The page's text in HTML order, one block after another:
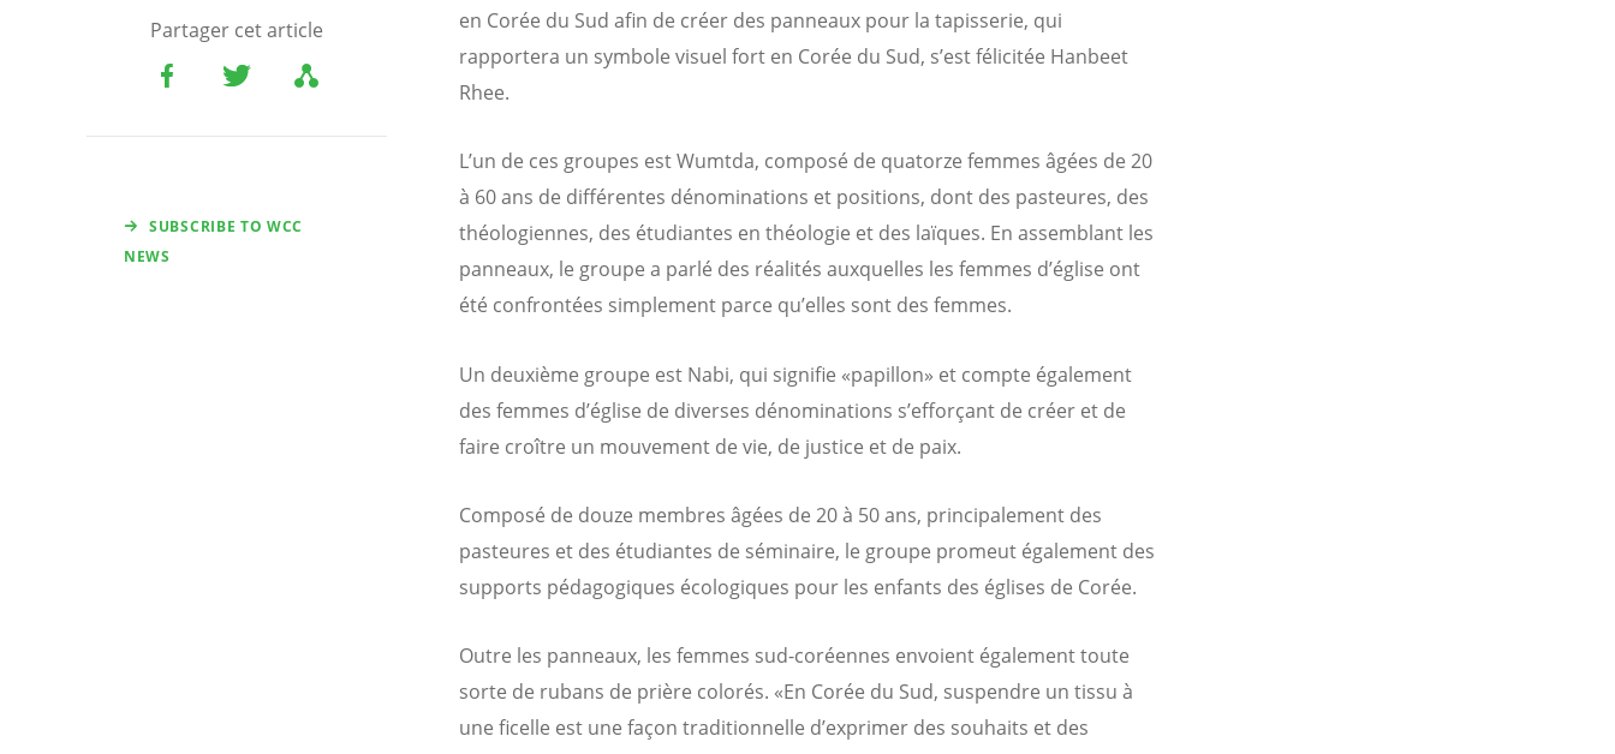
Partager cet article
SUBSCRIBE TO WCC
NEWS
en Corée du Sud afin de créer des panneaux pour la tapisserie, qui
rapportera un symbole visuel fort en Corée du Sud, s’est félicitée Hanbeet
Rhee.
L’un de ces groupes est Wumtda, composé de quatorze femmes âgées de 20
à 60 ans de différentes dénominations et positions, dont des pasteures, des
théologiennes, des étudiantes en théologie et des laïques. En assemblant les
panneaux, le groupe a parlé des réalités auxquelles les femmes d’église ont
été confrontées simplement parce qu’elles sont des femmes.
Un deuxième groupe est Nabi, qui signifie «papillon» et compte également
des femmes d’église de diverses dénominations s’efforçant de créer et de
faire croître un mouvement de vie, de justice et de paix.
Composé de douze membres âgées de 20 à 50 ans, principalement des
pasteures et des étudiantes de séminaire, le groupe promeut également des
supports pédagogiques écologiques pour les enfants des églises de Corée.
Outre les panneaux, les femmes sud-coréennes envoient également toute
sorte de rubans de prière colorés. «En Corée du Sud, suspendre un tissu à
une ficelle est une façon traditionnelle d’exprimer des souhaits et des